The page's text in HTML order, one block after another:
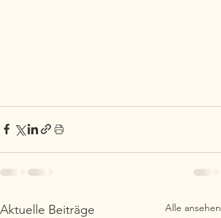
Aktuelle Beiträge Alle ansehen